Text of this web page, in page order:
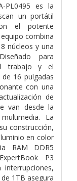
PL0495 es la
un portátil
el potente
combina
núcleos y una
para
trabajo y el
16 pulgadas
con una
de
van desde la
La
construcción,
en color
RAM DDR5
P3
1TB asegura